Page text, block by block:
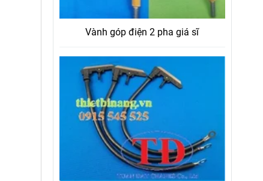
Vành góp điện 2 pha giá sĩ